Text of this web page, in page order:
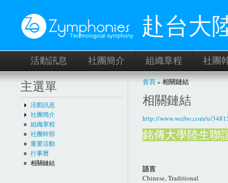
赴台大
活動訊息 社團簡介 組織章程 社團
主選單
活動訊息
社團簡介
組織章程
社團幹部
重要活動
行事曆
相關鏈結
您在這裡
首頁» 相關鏈結
相關鏈結
http://www.weibo.com/u/
銘傳大學陸生聯
語言
Chinese, Traditional